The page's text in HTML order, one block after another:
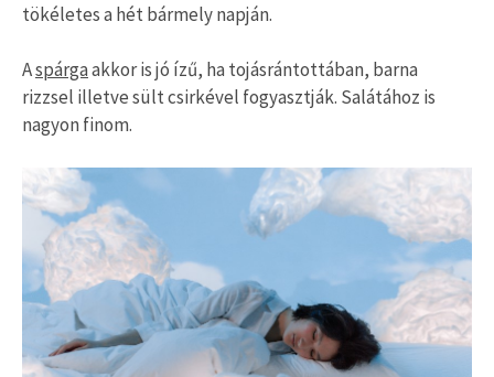
tökéletes a hét bármely napján.
Aspárgaakkor is jó ízű, ha tojásrántottában, barna
rizzsel illetve sült csirkével fogyasztják. Salátához is
nagyon finom.